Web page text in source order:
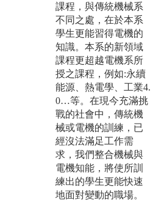
課程，與傳統機械系
不同之處，在於本系
學生更能習得電機的
知識。本系的新領域
課程更超越電機系所
授之課程，例如:永續
能源、熱電學、工業4.
0…等。在現今充滿挑
戰的社會中，傳統機
械或電機的訓練，已
經沒法滿足工作需
求，我們整合機械與
電機知能，將使所訓
練出的學生更能快速
地面對變動的職場。